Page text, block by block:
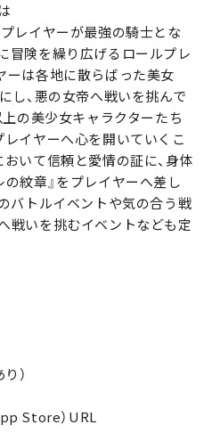
レイヤーが最強の騎士とな
冒険を繰り広げるロールプレ
ーは各地に散らばった美女
し、悪の女帝へ戦いを挑んで
の美少女キャラクターたち
レイヤーへ心を開いていくこ
いて信頼と愛情の証に、身体
紋章』をプレイヤーへ差し
バトルイベントや気の合う戦
戦いを挑むイベントなども定
）
Store）URL